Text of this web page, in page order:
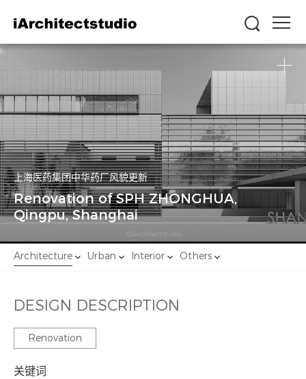
上海医药集团中华药厂风貌更新
Renovation of SPH ZHONGHUA,
Qingpu, Shanghai
建筑
Architecture
城市
Urban
室内
Interior
其他
Others
DESIGN DESCRIPTION
Renovation
关键词